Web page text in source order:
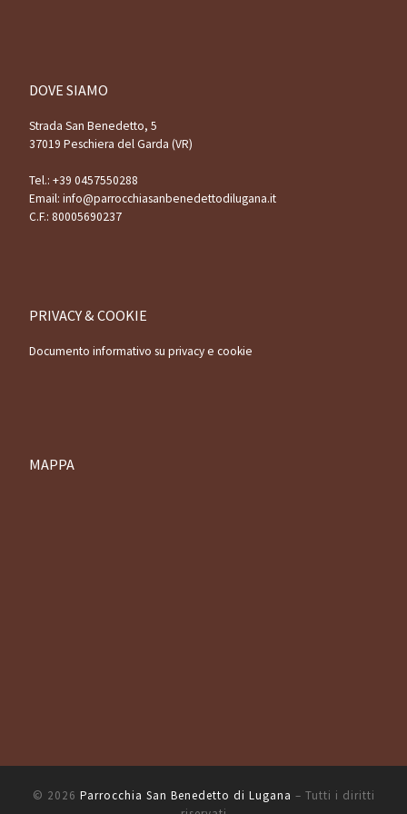
DOVE SIAMO
Strada San Benedetto, 5
37019 Peschiera del Garda (VR)
Tel.: +39 0457550288
Email: info@parrocchiasanbenedettodilugana.it
C.F.: 80005690237
PRIVACY & COOKIE
Documento informativo su privacy e cookie
MAPPA
© 2026 Parrocchia San Benedetto di Lugana – Tutti i diritti